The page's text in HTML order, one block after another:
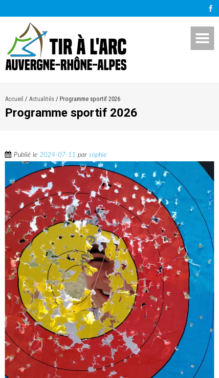
Accueil / Actualités / Programme sportif 2026
Programme sportif 2026
Publié le 2024-07-11 par sophie